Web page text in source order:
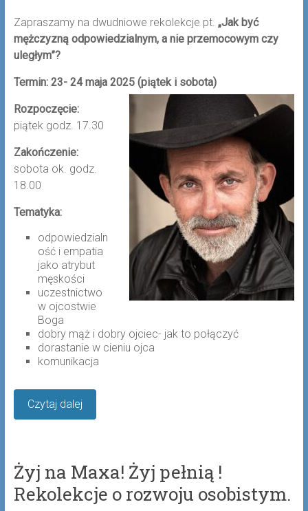
Zapraszamy na dwudniowe rekolekcje pt. „Jak być
mężczyzną odpowiedzialnym, a nie przemocowym czy
uległym”?
Termin: 23- 24 maja 2025 (piątek i sobota)
Rozpoczęcie:
piątek godz. 17.30
Zakończenie:
sobota ok. godz.
18.00
Tematyka:
odpowiedzialn
ość i empatia
jako atrybut
męskości
uczestnictwo
w ojcostwie
Boga
dobry mąż i dobry ojciec- jak to połączyć
dorastanie w cieniu ojca
komunikacja
Czytaj dalej
Żyj na Maxa! Żyj pełnią !
Rekolekcje o rozwoju osobistym.